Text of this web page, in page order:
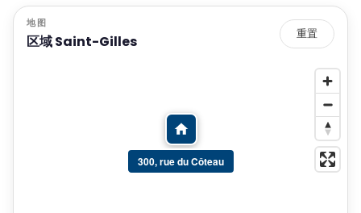
地图
区域 Saint-Gilles 重置
300, rue du Côteau